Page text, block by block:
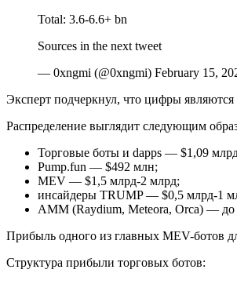
Total: 3.6-6.6+ bn
Sources in the next tweet
— 0xngmi (@0xngmi) February 15,
Эксперт подчеркнул, что цифры
Распределение выглядит следующим
Торговые боты и dapps — $1,09
Pump.fun — $492 млн;
MEV — $1,5 млрд-2 млрд;
инсайдеры TRUMP — $0,5 млрд-1
AMM (Raydium, Meteora, Orca) — до
Прибыль одного из главных MEV-ботов
Структура прибыли торговых ботов: